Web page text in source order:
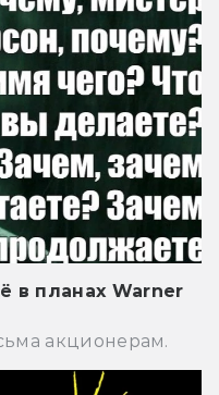
в планах Warner
акционерам.